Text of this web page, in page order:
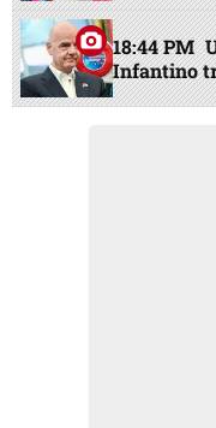
18:44 PM
Infantino